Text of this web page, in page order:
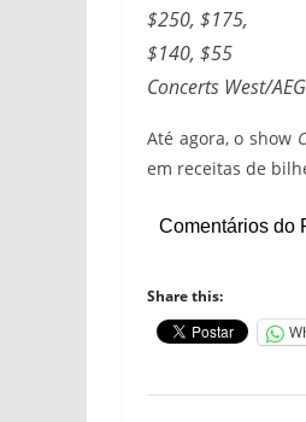
$250, $175,
$140, $55
Concerts West/
Até agora, o show
em receitas de
Comentários do
Share this: